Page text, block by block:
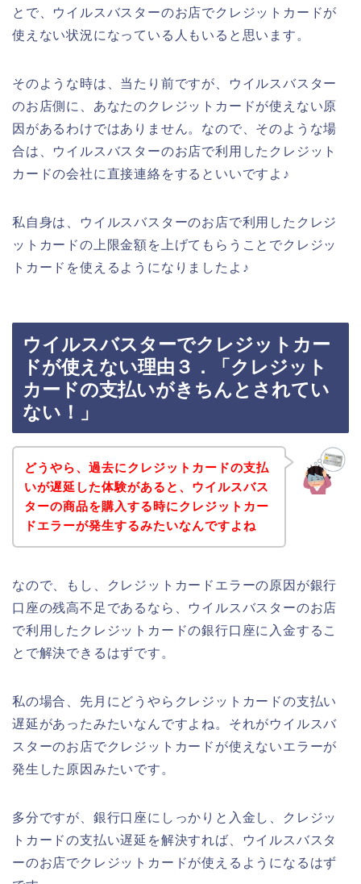
とで、ウイルスバスターのお店でクレジットカードが
使えない状況になっている人もいると思います。
そのような時は、当たり前ですが、ウイルスバスター
のお店側に、あなたのクレジットカードが使えない原
因があるわけではありません。なので、そのような場
合は、ウイルスバスターのお店で利用したクレジット
カードの会社に直接連絡をするといいですよ♪
私自身は、ウイルスバスターのお店で利用したクレジ
ットカードの上限金額を上げてもらうことでクレジッ
トカードを使えるようになりましたよ♪
ウイルスバスターでクレジットカー
ドが使えない理由３．「クレジット
カードの支払いがきちんとされてい
ない！」
どうやら、過去にクレジットカードの支払
いが遅延した体験があると、ウイルスバス
ターの商品を購入する時にクレジットカー
ドエラーが発生するみたいなんですよね
なので、もし、クレジットカードエラーの原因が銀行
口座の残高不足であるなら、ウイルスバスターのお店
で利用したクレジットカードの銀行口座に入金するこ
とで解決できるはずです。
私の場合、先月にどうやらクレジットカードの支払い
遅延があったみたいなんですよね。それがウイルスバ
スターのお店でクレジットカードが使えないエラーが
発生した原因みたいです。
多分ですが、銀行口座にしっかりと入金し、クレジッ
トカードの支払い遅延を解決すれば、ウイルスバスタ
ーのお店でクレジットカードが使えるようになるはず